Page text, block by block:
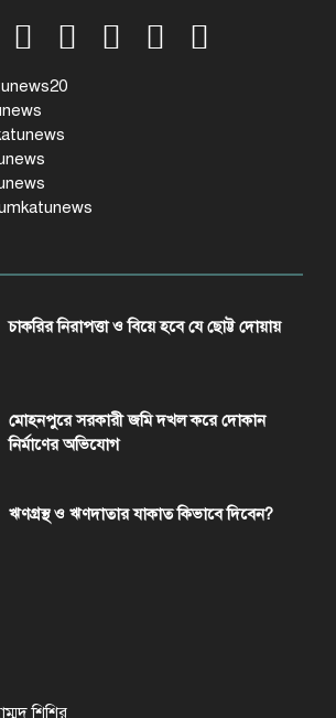
চাকরির নিরাপত্তা ও বিয়ে হবে যে ছোট্ট দোয়ায়
মোহনপুরে সরকারী জমি দখল করে দোকান
নির্মাণের অভিযোগ
ঋণগ্রস্থ ও ঋণদাতার যাকাত কিভাবে দিবেন?
শিশির